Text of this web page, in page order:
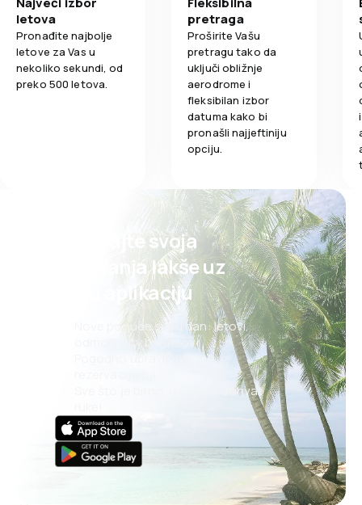
Aerodromu Nikola Tesla u Beogradu putnici biznis
klase mogu da koriste biznis salon.
Udobnost putovanja 3,0
Prevoz prtljaga 5,0
Obrok 1,0
Prevoz
letova
Pronađite najbolje
letove za Vas u
nekoliko sekundi, od
preko 500 letova.
pretraga
Proširite Vašu
pretragu tako da
uključi obližnje
aerodrome i
fleksibilan izbor
datuma kako bi
pronašli najjeftiniju
opciju.
Planirajte svoja
putovanja lakše uz
našu aplikaciju
Nove ponude svaki dan: letovi,
odmori, city break-ovi
Sve što je bitno, uvijek na dohvat